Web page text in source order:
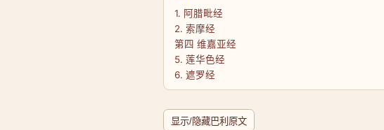
1. 阿腊毗经
2. 索摩经
第四 维嘉亚经
5. 莲华色经
6. 遮罗经
显示/隐藏巴利原文